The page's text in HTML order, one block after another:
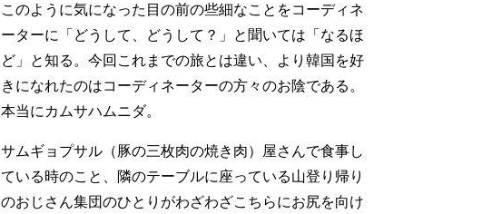
このように気になった目の前の些細なことをコーディネ
ーターに「どうして、どうして？」と聞いては「なるほ
ど」と知る。今回これまでの旅とは違い、より韓国を好
きになれたのはコーディネーターの方々のお陰である。
本当にカムサハムニダ。
サムギョプサル（豚の三枚肉の焼き肉）屋さんで食事し
ている時のこと、隣のテーブルに座っている山登り帰り
のおじさん集団のひとりがわざわざこちらにお尻を向け